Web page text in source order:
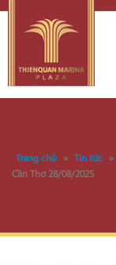
Trang chủ » Tin tức »
Cần Thơ 28/08/2025